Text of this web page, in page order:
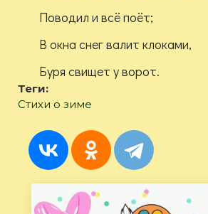
Поводил и всё поёт;
В окна снег валит клоками,
Буря свищет у ворот.
Теги:
Стихи о зиме